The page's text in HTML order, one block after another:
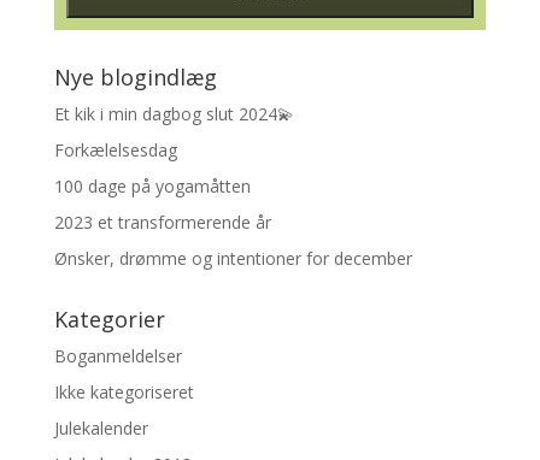
Nye blogindlæg
Et kik i min dagbog slut 2024💫
Forkælelsesdag
100 dage på yogamåtten
2023 et transformerende år
Ønsker, drømme og intentioner for december
Kategorier
Boganmeldelser
Ikke kategoriseret
Julekalender